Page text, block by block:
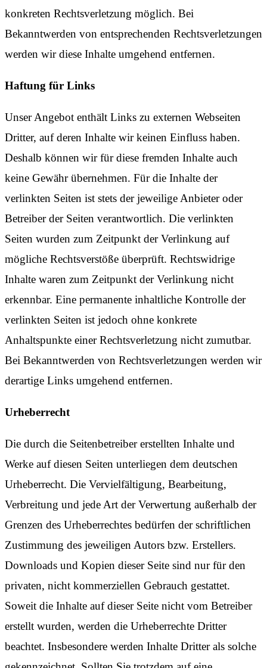
konkreten Rechtsverletzung möglich. Bei
Bekanntwerden von entsprechenden Rechtsverletzungen
werden wir diese Inhalte umgehend entfernen.
Haftung für Links
Unser Angebot enthält Links zu externen Webseiten
Dritter, auf deren Inhalte wir keinen Einfluss haben.
Deshalb können wir für diese fremden Inhalte auch
keine Gewähr übernehmen. Für die Inhalte der
verlinkten Seiten ist stets der jeweilige Anbieter oder
Betreiber der Seiten verantwortlich. Die verlinkten
Seiten wurden zum Zeitpunkt der Verlinkung auf
mögliche Rechtsverstöße überprüft. Rechtswidrige
Inhalte waren zum Zeitpunkt der Verlinkung nicht
erkennbar. Eine permanente inhaltliche Kontrolle der
verlinkten Seiten ist jedoch ohne konkrete
Anhaltspunkte einer Rechtsverletzung nicht zumutbar.
Bei Bekanntwerden von Rechtsverletzungen werden wir
derartige Links umgehend entfernen.
Urheberrecht
Die durch die Seitenbetreiber erstellten Inhalte und
Werke auf diesen Seiten unterliegen dem deutschen
Urheberrecht. Die Vervielfältigung, Bearbeitung,
Verbreitung und jede Art der Verwertung außerhalb der
Grenzen des Urheberrechtes bedürfen der schriftlichen
Zustimmung des jeweiligen Autors bzw. Erstellers.
Downloads und Kopien dieser Seite sind nur für den
privaten, nicht kommerziellen Gebrauch gestattet.
Soweit die Inhalte auf dieser Seite nicht vom Betreiber
erstellt wurden, werden die Urheberrechte Dritter
beachtet. Insbesondere werden Inhalte Dritter als solche